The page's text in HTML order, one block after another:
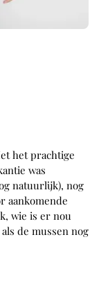
het prachtige
was
natuurlijk), nog
aankomende
wie is er nou
de mussen nog